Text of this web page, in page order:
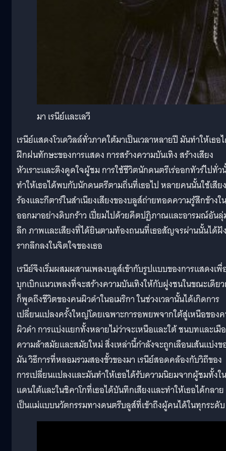
มา เรนีย์และเลวี
เรนีย์แสดงโวเดวิลล์ทั่วภาคใต้มาเป็นเวลาหลายปี มันทำให้เธอ
ฝึกฝนทักษะของการแสดง การสร้างความบันเทิง สร้างเสียง
หัวเราะและดึงดูดใจผู้ชม การใช้ชีวิตนักดนตรีเร่ออกทัวร์ไปทั่ว
ทำให้เธอได้พบกับนักดนตรีตามถิ่นที่เธอไป หลายคนนั้นใช้เสียง
ร้องและกีตาร์ในสำเนียงเสียงของบลูส์ถ่ายทอดความรู้สึกข้างใน
ออกมาอย่างดิบกร้าว เปี่ยมไปด้วยคีตปฏิภาณและอารมณ์อัน
ลึก ภาพและเสียงที่ได้ยินตามท้องถนนที่เธอสัญจรผ่านนั้นได้ฝั
รากลึกลงในจิตใจของเธอ
เรนีย์จึงเริ่มผสมผสานเพลงบลูส์เข้ากับรูปแบบของการแสดงเพื่
บุกเบิกแนวเพลงที่จะสร้างความบันเทิงให้กับฝูงชนในขณะเดีย
ก็พูดถึงชีวิตของคนผิวดำในอเมริกา ในช่วงเวลานั้นได้เกิดการ
เปลี่ยนแปลงครั้งใหญ่โดยเฉพาะการอพยพจากใต้สู่เหนือของ
ผิวดำ การแบ่งแยกทั้งหลายไม่ว่าจะเหนือและใต้ ชนบทและเมื
ความล้าสมัยและสมัยใหม่ สิ่งเหล่านี้กำลังจะถูกเลือนเส้นแบ่งข
มัน วิธีการที่หลอมรวมสองขั้วของมา เรนีย์สอดคล้องกับวิถีของ
การเปลี่ยนแปลงและมันทำให้เธอได้รับความนิยมจากผู้ชมทั้งใน
แดนใต้และในชิคาโกที่เธอได้บันทึกเสียงและทำให้เธอได้กลาย
เป็นแม่แบบนวัตกรรมทางดนตรีบลูส์ที่เข้าถึงผู้คนได้ในทุกระดับ